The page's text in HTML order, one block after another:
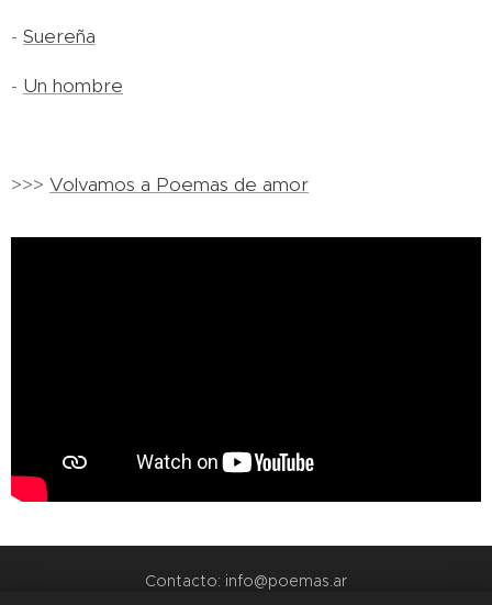
- Suereña
- Un hombre
>>> Volvamos a Poemas de amor
Contacto: info@poemas.ar